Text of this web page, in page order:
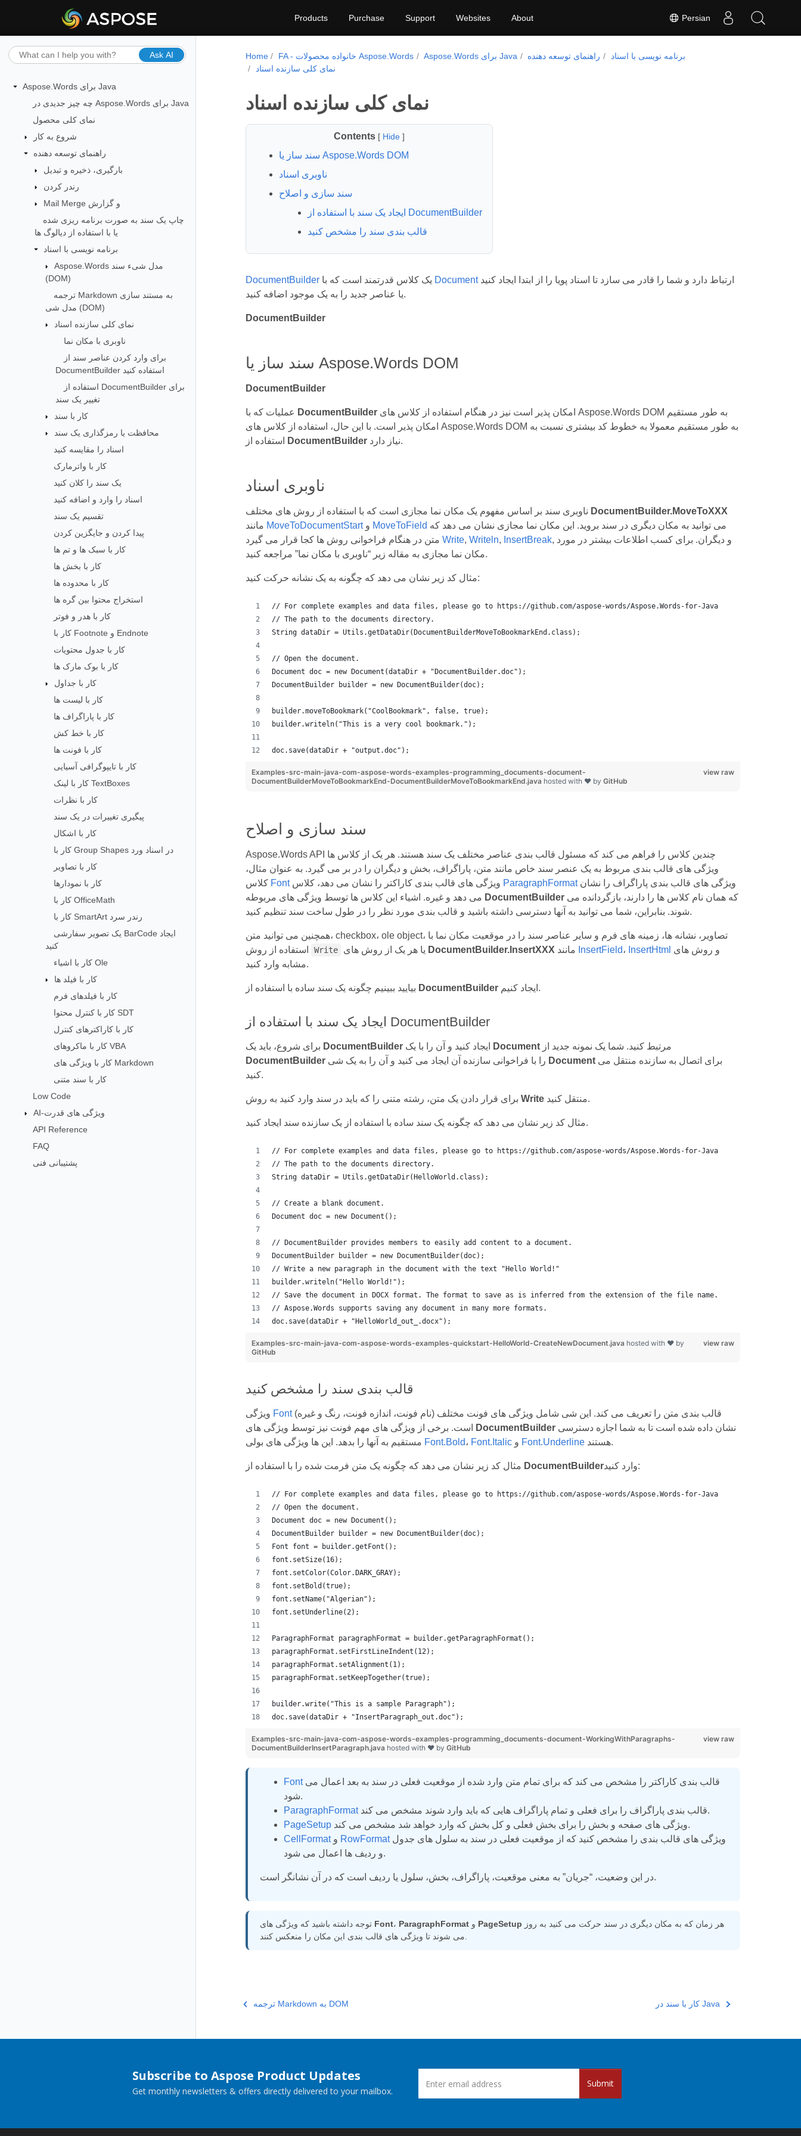
Persian
Products Purchase Support Websites About
Ask AI
Aspose.Words برای Java
چه چیز جدیدی در Aspose.Words برای Java
نمای کلی محصول
شروع به کار
راهنمای توسعه دهنده
بارگیری، ذخیره و تبدیل
رندر کردن
Mail Merge و گزارش
چاپ یک سند به صورت برنامه ریزی شده
یا با استفاده از دیالوگ ها
برنامه نویسی با اسناد
Aspose.Words مدل شیء سند
(DOM)
ترجمه Markdown به مستند سازی
مدل شی (DOM)
نمای کلی سازنده اسناد
ناوبری با مکان نما
برای وارد کردن عناصر سند از
DocumentBuilder استفاده کنید
استفاده از DocumentBuilder برای
تغییر یک سند
کار با سند
محافظت یا رمزگذاری یک سند
اسناد را مقایسه کنید
کار با واترمارک
یک سند را کلان کنید
اسناد را وارد و اضافه کنید
تقسیم یک سند
پیدا کردن و جایگزین کردن
کار با سبک ها و تم ها
کار با بخش ها
کار با محدوده ها
استخراج محتوا بین گره ها
کار با هدر و فوتر
کار با Footnote و Endnote
کار با جدول محتویات
کار با بوک مارک ها
کار با جداول
کار با لیست ها
کار با پاراگراف ها
کار با خط کش
کار با فونت ها
کار با تایپوگرافی آسیایی
کار با لینک TextBoxes
کار با نظرات
پیگیری تغییرات در یک سند
کار با اشکال
کار با Group Shapes در اسناد ورد
کار با تصاویر
کار با نمودارها
کار با OfficeMath
کار با SmartArt رندر سرد
یک تصویر سفارشی BarCode ایجاد
کنید
کار با اشیاء Ole
کار با فیلد ها
کار با فیلدهای فرم
کار با کنترل محتوا SDT
کار با کاراکترهای کنترل
کار با ماکروهای VBA
کار با ویژگی های Markdown
کار با سند متنی
Low Code
AI-ویژگی های قدرت
API Reference
FAQ
پشتیبانی فنی
Home FA - خانواده محصولات Aspose.Words Aspose.Words برای Java راهنمای توسعه دهنده
برنامه نویسی با اسناد
نمای کلی سازنده اسناد
نمای کلی سازنده اسناد
Contents[ Hide ]
سند ساز یا Aspose.Words DOM
ناوبری اسناد
سند سازی و اصلاح
ایجاد یک سند با استفاده از DocumentBuilder
قالب بندی سند را مشخص کنید
DocumentBuilder Documentارتباط دارد و شما را قادر می سازد تا اسناد پویا را از ابتدا ایجاد کنید
یا عناصر جدید را به یک موجود اضافه کنید.
DocumentBuilder
سند ساز یا Aspose.Words DOM
DocumentBuilder
DocumentBuilderامکان پذیر است نیز در هنگام استفاده از کلاس های Aspose.Words DOM به طور مستقیم
امکان پذیر است. با این حال، استفاده از کلاس های Aspose.Words DOM به طور مستقیم معمولا به خطوط کد بیشتری نسبت به
DocumentBuilder نیاز دارد.
DocumentBuilder.MoveToXXX
MoveToDocumentStart MoveToField
Write, Writeln, InsertBreak, و دیگران. برای کسب اطلاعات بیشتر در مورد
مکان نما مجازی به مقاله زیر “ناوبری با مکان نما” مراجعه کنید.
مثال کد زیر نشان می دهد که چگونه به یک نشانه حرکت کنید:
// For complete examples and data files, please go to https://github.com/aspose-words/Aspose.Words-for-Java
// The path to the documents directory.
String dataDir = Utils.getDataDir(DocumentBuilderMoveToBookmarkEnd.class);
// Open the document.
Document doc = new Document(dataDir + "DocumentBuilder.doc");
DocumentBuilder builder = new DocumentBuilder(doc);
builder.moveToBookmark("CoolBookmark", false, true);
builder.writeln("This is a very cool bookmark.");
doc.save(dataDir + "output.doc");
view raw
Examples-src-main-java-com-aspose-words-examples-programming_documents-document-
DocumentBuilderMoveToBookmarkEnd-DocumentBuilderMoveToBookmarkEnd.java hosted with ❤ by GitHub
Aspose.Words API چندین کلاس را فراهم می کند که مسئول قالب بندی عناصر مختلف یک سند هستند. هر یک از کلاس ها
ویژگی های قالب بندی مربوط به یک عنصر سند خاص مانند متن، پاراگراف، بخش و دیگران را در بر می گیرد. به عنوان مثال،
کلاس Font ParagraphFormatویژگی های قالب بندی پاراگراف را نشان
DocumentBuilderکه همان نام کلاس ها را دارند، بازگردانده می
شوند. بنابراین، شما می توانید به آنها دسترسی داشته باشید و قالب بندی مورد نظر را در طول ساخت سند تنظیم کنید.
همچنین می توانید متن، checkbox، ole object، تصاویر، نشانه ها، زمینه های فرم و سایر عناصر سند را در موقعیت مکان نما با
Write DocumentBuilder.InsertXXX InsertField، InsertHtml
مشابه وارد کنید.
DocumentBuilder ایجاد کنیم.
ایجاد یک سند با استفاده از DocumentBuilder
DocumentBuilder Document مرتبط کنید. شما یک نمونه جدید از
DocumentBuilder
Documentبرای اتصال به سازنده منتقل می
کنید.
Write منتقل کنید.
مثال کد زیر نشان می دهد که چگونه یک سند ساده با استفاده از یک سازنده سند ایجاد کنید.
// For complete examples and data files, please go to https://github.com/aspose-words/Aspose.Words-for-Java
// The path to the documents directory.
String dataDir = Utils.getDataDir(HelloWorld.class);
// Create a blank document.
Document doc = new Document();
// DocumentBuilder provides members to easily add content to a document.
DocumentBuilder builder = new DocumentBuilder(doc);
// Write a new paragraph in the document with the text "Hello World!"
builder.writeln("Hello World!");
// Save the document in DOCX format. The format to save as is inferred from the extension of the file name.
// Aspose.Words supports saving any document in many more formats.
doc.save(dataDir + "HelloWorld_out_.docx");
view raw
Examples-src-main-java-com-aspose-words-examples-quickstart-HelloWorld-CreateNewDocument.java hosted with ❤ by
GitHub
Fontقالب بندی متن را تعریف می کند. این شی شامل ویژگی های فونت مختلف (نام فونت، اندازه فونت، رنگ و غیره)
DocumentBuilderنشان داده شده است تا به شما اجازه دسترسی
Font.Bold، Font.Italic Font.Underline هستند.
DocumentBuilder وارد کنید:
// For complete examples and data files, please go to https://github.com/aspose-words/Aspose.Words-for-Java
// Open the document.
Document doc = new Document();
DocumentBuilder builder = new DocumentBuilder(doc);
Font font = builder.getFont();
font.setSize(16);
font.setColor(Color.DARK_GRAY);
font.setBold(true);
font.setName("Algerian");
font.setUnderline(2);
ParagraphFormat paragraphFormat = builder.getParagraphFormat();
paragraphFormat.setFirstLineIndent(12);
paragraphFormat.setAlignment(1);
paragraphFormat.setKeepTogether(true);
builder.write("This is a sample Paragraph");
doc.save(dataDir + "InsertParagraph_out.doc");
view raw
Examples-src-main-java-com-aspose-words-examples-programming_documents-document-WorkingWithParagraphs-
DocumentBuilderInsertParagraph.java hosted with ❤ by GitHub
Fontقالب بندی کاراکتر را مشخص می کند که برای تمام متن وارد شده از موقعیت فعلی در سند به بعد اعمال می
شود.
ParagraphFormat
قالب بندی پاراگراف را برای فعلی و تمام پاراگراف هایی که باید وارد شوند مشخص می کند.
PageSetup
ویژگی های صفحه و بخش را برای بخش فعلی و کل بخش که وارد خواهد شد مشخص می کند.
CellFormat
RowFormatویژگی های قالب بندی را مشخص کنید که از موقعیت فعلی در سند به سلول های جدول
و ردیف ها اعمال می شود.
در این وضعیت، “جریان” به معنی موقعیت، پاراگراف، بخش، سلول یا ردیف است که در آن نشانگر است.
توجه داشته باشید که ویژگی های Font، ParagraphFormat PageSetup
ترجمه Markdown به DOM کار با سند در Java
Subscribe to Aspose Product Updates
Get monthly newsletters & offers directly delivered to your mailbox.
Submit